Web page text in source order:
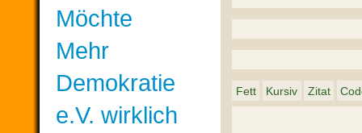
Möchte
Mehr
Demokratie
e.V. wirklich